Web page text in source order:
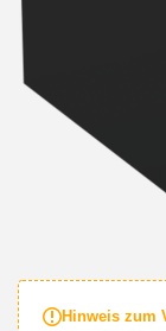
Hinweis zum